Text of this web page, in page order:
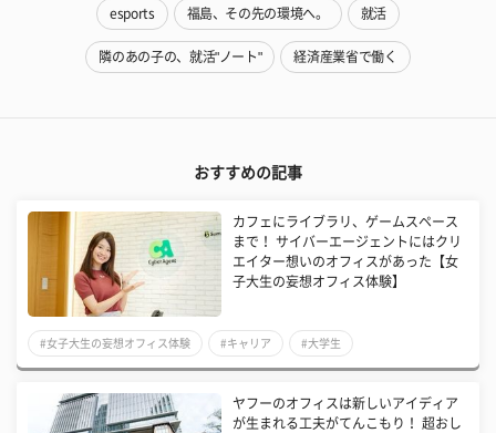
esports 福島、その先の環境へ。 就活
隣のあの子の、就活"ノート" 経済産業省で働く
おすすめの記事
カフェにライブラリ、ゲームスペース
まで！ サイバーエージェントにはクリ
エイター想いのオフィスがあった【女
子大生の妄想オフィス体験】
#女子大生の妄想オフィス体験 #キャリア #大学生
ヤフーのオフィスは新しいアイディア
が生まれる工夫がてんこもり！ 超おし